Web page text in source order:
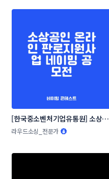
[한국중소벤처기업유통원] 소상공
인 온라인 판로지원사업 네이밍 공
라우드소싱_전문가